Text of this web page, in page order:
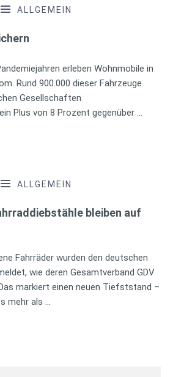
ALLGEMEIN
erleben Wohnmobile in
Rund 900.000 dieser Fahrzeuge
Gesellschaften
Plus von 8 Prozent gegenüber …
ALLGEMEIN
bleiben auf
Fahrräder wurden den deutschen
wie deren Gesamtverband GDV
markiert einen neuen Tiefststand –
mehr als …